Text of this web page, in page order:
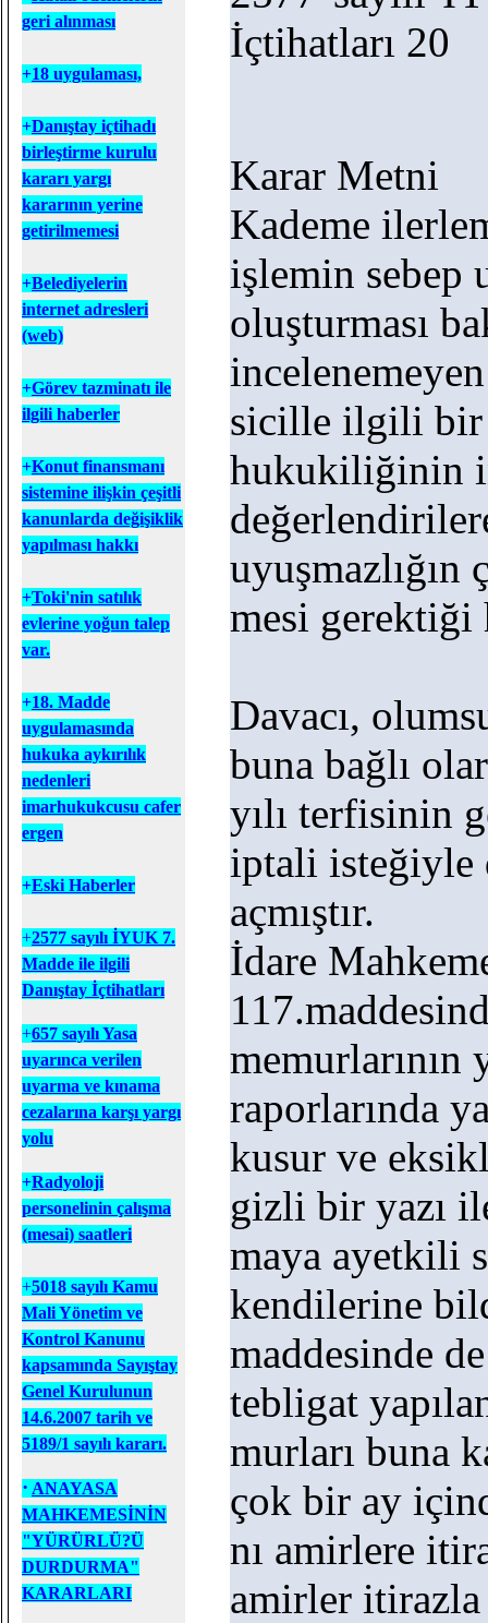
geri alınması
+18 uygulaması,
+Danıştay içtihadı
birleştirme kurulu
kararı yargı
kararının yerine
getirilmemesi
+Belediyelerin
internet adresleri
(web)
+Görev tazminatı ile
ilgili haberler
+Konut finansmanı
sistemine ilişkin çeşitli
kanunlarda değişiklik
yapılması hakkı
+Toki'nin satılık
evlerine yoğun talep
var.
+18. Madde
uygulamasında
hukuka aykırılık
nedenleri
imarhukukcusu cafer
ergen
+Eski Haberler
+2577 sayılı İYUK 7.
Madde ile ilgili
Danıştay İçtihatları
+657 sayılı Yasa
uyarınca verilen
uyarma ve kınama
cezalarına karşı yargı
yolu
+Radyoloji
personelinin çalışma
(mesai) saatleri
+5018 sayılı Kamu
Mali Yönetim ve
Kontrol Kanunu
kapsamında Sayıştay
Genel Kurulunun
14.6.2007 tarih ve
5189/1 sayılı kararı.
· ANAYASA
MAHKEMESİNİN
"YÜRÜRLÜ?Ü
DURDURMA"
KARARLARI
İçtihatları 20
Karar Metni
Kademe
işlemin sebep
oluşturması
sicille ilgili bir
hukukiliğinin
uyuşmazlığın
mesi
Davacı,
buna bağlı
yılı terfisinin
iptali isteğiyle
açmıştır.
İdare
raporlarında
kusur ve
gizli bir yazı
maya ayetkili
kendilerine
maddesinde
tebligat
murları buna
çok bir ay
nı amirlere
amirler